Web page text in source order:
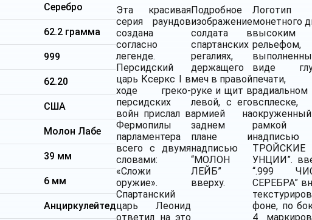
Серебро
62.2 грамма
999
62.20
США
Молон Лабе
39 мм
6 мм
Анциркулейтед
Эта красивая
серия раундов
создана
согласно
легенде.
Персидский
царь Ксеркс I в
ходе греко-
персидских
войн прислал в
Фермопилы
парламентера
всего с двумя
словами:
«Сложи
оружие».
Спартанский
царь Леонид
ответил на это
Подробное
изображение
солдата в
спартанских
регалиях,
держащего
меч в правой
руке и щит в
левой, с его
армией на
заднем
плане и
надписью
“МОЛОН
ЛЕЙБ”
вверху.
Логотип
монетного
высоким
рельефом,
виде
радиальном
всплеске,
окруженный
надписью
ТРОЙСКИЕ
УНЦИИ”.
“.999
СЕРЕБРА”
фоне, по
4